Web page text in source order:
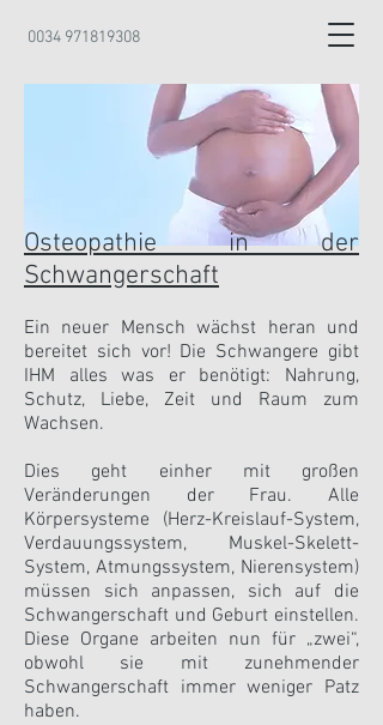
0034 971819308
Osteopathie in der
Schwangerschaft
Ein neuer Mensch wächst heran und
bereitet sich vor! Die Schwangere gibt
IHM alles was er benötigt: Nahrung,
Schutz, Liebe, Zeit und Raum zum
Wachsen.
Dies geht einher mit großen
Veränderungen der Frau. Alle
Körpersysteme (Herz-Kreislauf-System,
Verdauungssystem, Muskel-Skelett-
System, Atmungssystem, Nierensystem)
müssen sich anpassen, sich auf die
Schwangerschaft und Geburt einstellen.
Diese Organe arbeiten nun für „zwei“,
obwohl sie mit zunehmender
Schwangerschaft immer weniger Patz
haben.